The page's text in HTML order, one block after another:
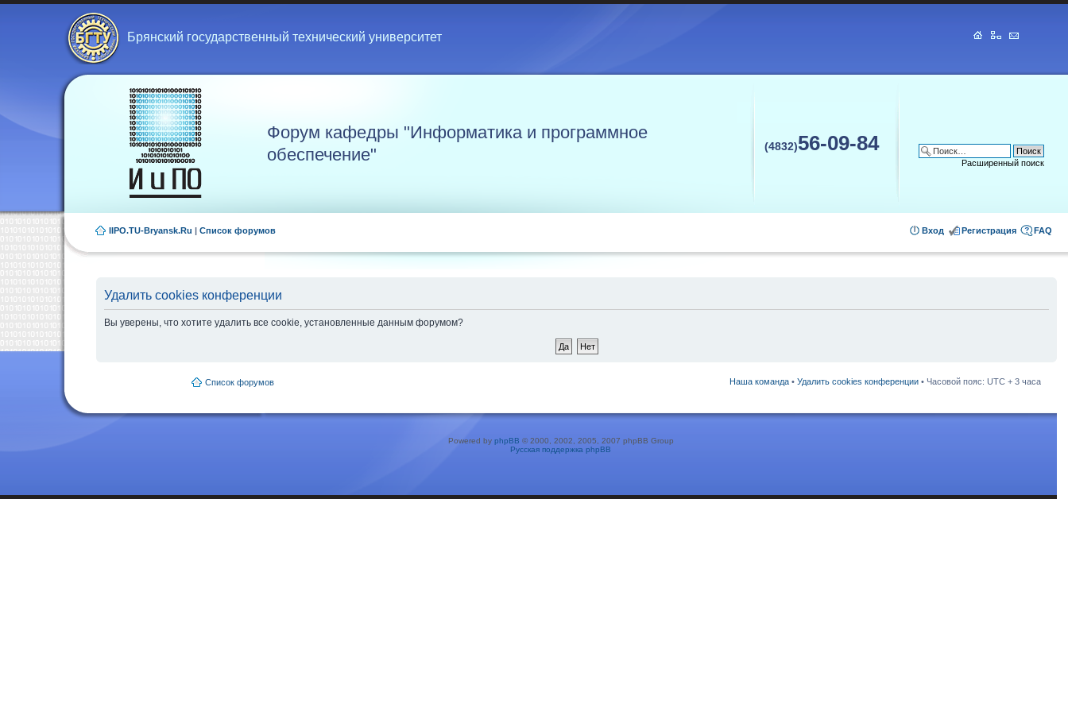
Брянский государственный технический университет
Форум кафедры "Информатика и программное
обеспечение"
(4832)56-09-84
Расширенный поиск
IIPO.TU-Bryansk.Ru | Список форумов FAQ
Регистрация
Вход
Удалить cookies конференции
Вы уверены, что хотите удалить все cookie, установленные данным форумом?
Список форумов Наша команда • Удалить cookies конференции • Часовой пояс: UTC + 3 часа
Powered by phpBB © 2000, 2002, 2005, 2007 phpBB Group
Русская поддержка phpBB